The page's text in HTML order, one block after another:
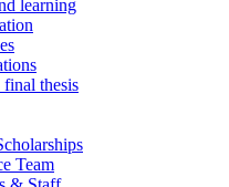
learning
thesis
Team